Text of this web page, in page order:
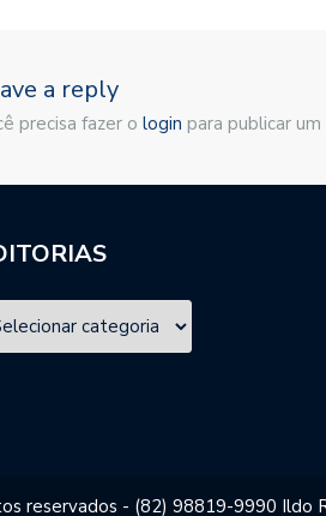
a reply
precisa fazer o login para publicar
reservados - (82) 98819-9990 Ildo